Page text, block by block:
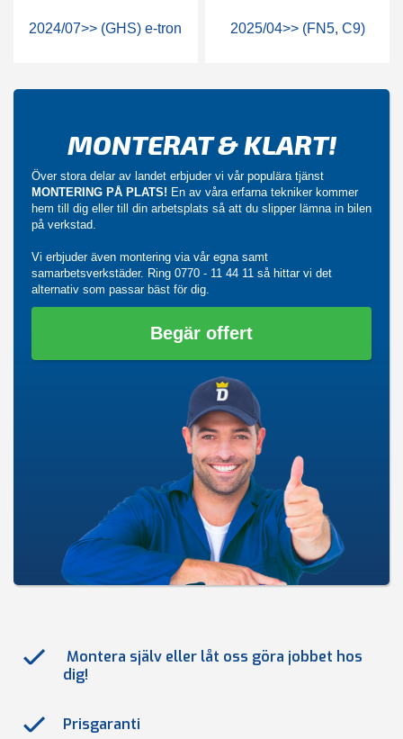
2024/07>> (GHS) e-tron 2025/04>> (FN5, C9)
MONTERAT & KLART!
Över stora delar av landet erbjuder vi vår populära tjänst
MONTERING PÅ PLATS! En av våra erfarna tekniker kommer
hem till dig eller till din arbetsplats så att du slipper lämna in bilen
på verkstad.
Vi erbjuder även montering via vår egna samt
samarbetsverkstäder. Ring 0770 - 11 44 11 så hittar vi det
alternativ som passar bäst för dig.
Begär offert
Montera själv eller låt oss göra jobbet hos
dig!
Prisgaranti